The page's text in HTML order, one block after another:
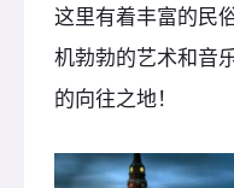
这里有着丰富的民
机勃勃的艺术和音
的向往之地！